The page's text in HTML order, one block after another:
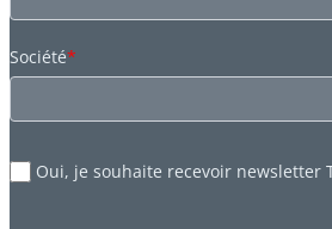
Société*
Oui, je souhaite recevoir newsletter